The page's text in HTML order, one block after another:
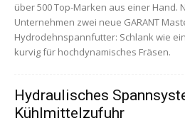
über 500 Top-Marken aus einer Hand.
Unternehmen zwei neue GARANT
Hydrodehnspannfutter: Schlank wie
kurvig für hochdynamisches Fräsen.
Hydraulisches
Kühlmittelzufuhr